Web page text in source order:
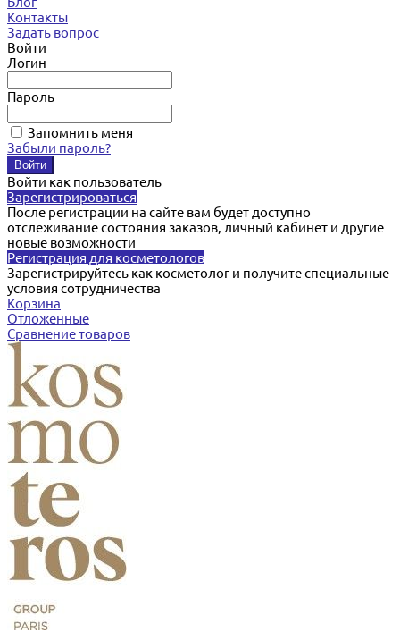
Контакты
Задать вопрос
Войти
Логин
Пароль
Запомнить меня
Забыли пароль?
Войти как пользователь
Зарегистрироваться
После регистрации на сайте вам будет доступно
отслеживание состояния заказов, личный кабинет и другие
новые возможности
Регистрация для косметологов
Зарегистрируйтесь как косметолог и получите специальные
условия сотрудничества
Корзина
Отложенные
Сравнение товаров